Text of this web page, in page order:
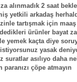
alınmadık 2 saat
yetkili arkadaş
tartışmak için maaş
ürünler bayat
yemek kaçta diye
yasak
asılıyo daha
çöpe atmayın